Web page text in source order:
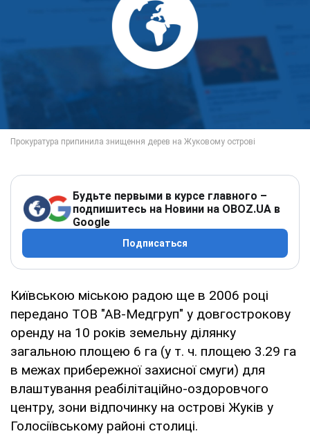
Будьте первыми в курсе главного –
подпишитесь на Новини на OBOZ.UA в
Google
Подписаться
Київською міською радою ще в 2006 році
передано ТОВ "АВ-Медгруп" у довгострокову
оренду на 10 років земельну ділянку
загальною площею 6 га (у т. ч. площею 3.29 га
в межах прибережної захисної смуги) для
влаштування реабілітаційно-оздоровчого
центру, зони відпочинку на острові Жуків у
Голосіївському районі столиці.